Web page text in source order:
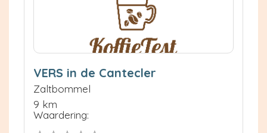
VERS in de Cantecler
Zaltbommel
9 km
Waardering: